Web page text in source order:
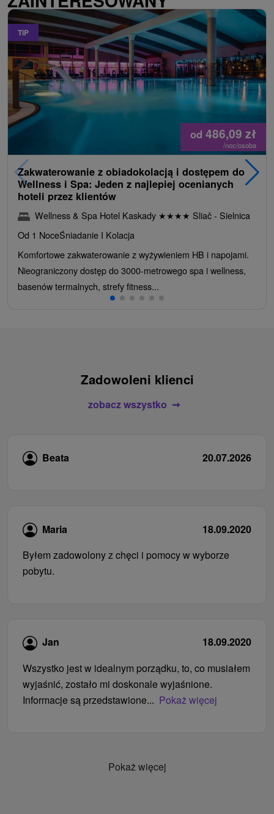
TIP
od 486,09 zł
/noc/osoba
Zakwaterowanie z obiadokolacją i dostępem do
Wellness i Spa: Jeden z najlepiej ocenianych
hoteli przez klientów
Wellness & Spa Hotel Kaskady ★★★★ Sliač - Sielnica
Od 1 NoceŚniadanie I Kolacja
Komfortowe zakwaterowanie z wyżywieniem HB i napojami.
Nieograniczony dostęp do 3000-metrowego spa i wellness,
basenów termalnych, strefy fitness...
Zadowoleni klienci
zobacz wszystko
Beata 20.07.2026
Maria
18.09.2020
Byłem zadowolony z chęci i pomocy w wyborze
pobytu.
Jan
18.09.2020
Wszystko jest w idealnym porządku, to, co musiałem
wyjaśnić, zostało mi doskonale wyjaśnione.
Informacje są przedstawione... Pokaż więcej
Pokaż więcej